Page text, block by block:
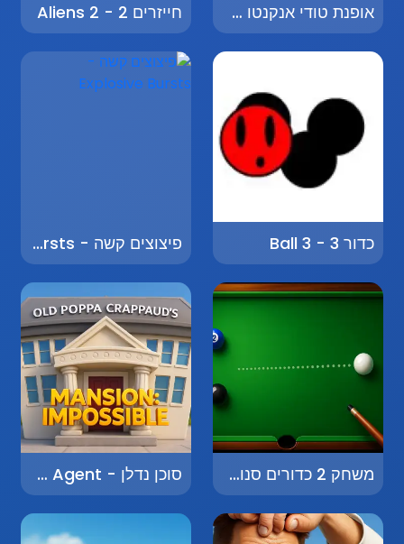
אופנת טודי אנקנטו - Toddie Encanto Fashion חייזרים 2 - Aliens 2
כדור 3 - Ball 3 פיצוצים קשה - Explosive Bursts
משחק 2 כדורים סנוקר - Two Balls Snooker סוכן נדלן - Real Estate Agent